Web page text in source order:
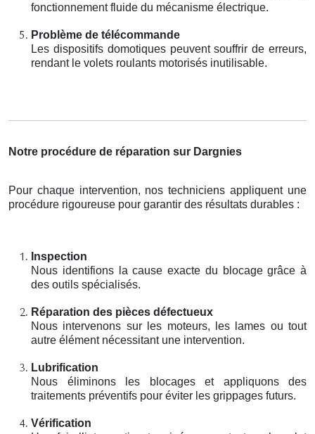
fonctionnement fluide du mécanisme électrique.
Problème de télécommande
Les dispositifs domotiques peuvent souffrir de erreurs,
rendant le volets roulants motorisés inutilisable.
Notre procédure de réparation sur Dargnies
Pour chaque intervention, nos techniciens appliquent une
procédure rigoureuse pour garantir des résultats durables :
Inspection
Nous identifions la cause exacte du blocage grâce à
des outils spécialisés.
Réparation des pièces défectueux
Nous intervenons sur les moteurs, les lames ou tout
autre élément nécessitant une intervention.
Lubrification
Nous éliminons les blocages et appliquons des
traitements préventifs pour éviter les grippages futurs.
Vérification